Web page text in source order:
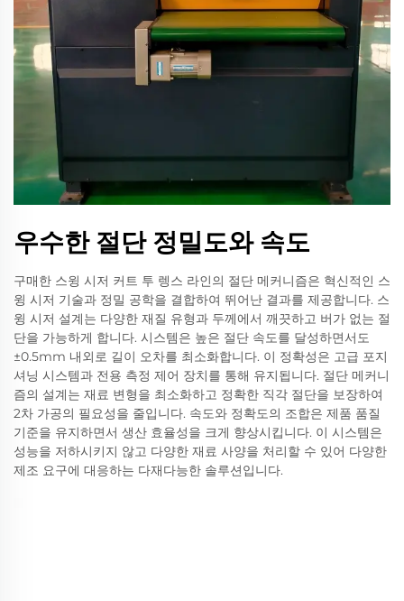
우수한 절단 정밀도와 속도
구매한 스윙 시저 커트 투 렝스 라인의 절단 메커니즘은 혁신적인 스
윙 시저 기술과 정밀 공학을 결합하여 뛰어난 결과를 제공합니다. 스
윙 시저 설계는 다양한 재질 유형과 두께에서 깨끗하고 버가 없는 절
단을 가능하게 합니다. 시스템은 높은 절단 속도를 달성하면서도
±0.5mm 내외로 길이 오차를 최소화합니다. 이 정확성은 고급 포지
셔닝 시스템과 전용 측정 제어 장치를 통해 유지됩니다. 절단 메커니
즘의 설계는 재료 변형을 최소화하고 정확한 직각 절단을 보장하여
2차 가공의 필요성을 줄입니다. 속도와 정확도의 조합은 제품 품질
기준을 유지하면서 생산 효율성을 크게 향상시킵니다. 이 시스템은
성능을 저하시키지 않고 다양한 재료 사양을 처리할 수 있어 다양한
제조 요구에 대응하는 다재다능한 솔루션입니다.